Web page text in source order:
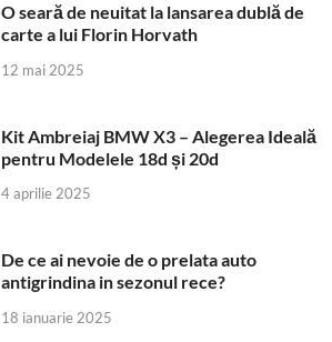
O seară de neuitat la lansarea dublă de
carte a lui Florin Horvath
12 mai 2025
Kit Ambreiaj BMW X3 – Alegerea Ideală
pentru Modelele 18d și 20d
4 aprilie 2025
De ce ai nevoie de o prelata auto
antigrindina in sezonul rece?
18 ianuarie 2025